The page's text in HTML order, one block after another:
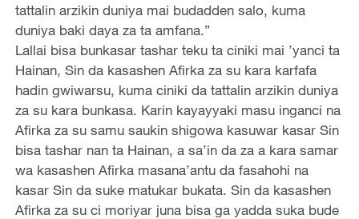
tattalin arzikin duniya mai budadden salo, kuma
duniya baki daya za ta amfana.”
Lallai bisa bunkasar tashar teku ta ciniki mai ’yanci ta
Hainan, Sin da kasashen Afirka za su kara karfafa
hadin gwiwarsu, kuma ciniki da tattalin arzikin duniya
za su kara bunkasa. Karin kayayyaki masu inganci na
Afirka za su samu saukin shigowa kasuwar kasar Sin
bisa tashar nan ta Hainan, a sa’in da za a kara samar
wa kasashen Afirka masana’antu da fasahohi na
kasar Sin da suke matukar bukata. Sin da kasashen
Afirka za su ci moriyar juna bisa ga yadda suka bude